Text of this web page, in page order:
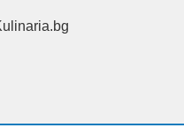
Kulinaria.bg